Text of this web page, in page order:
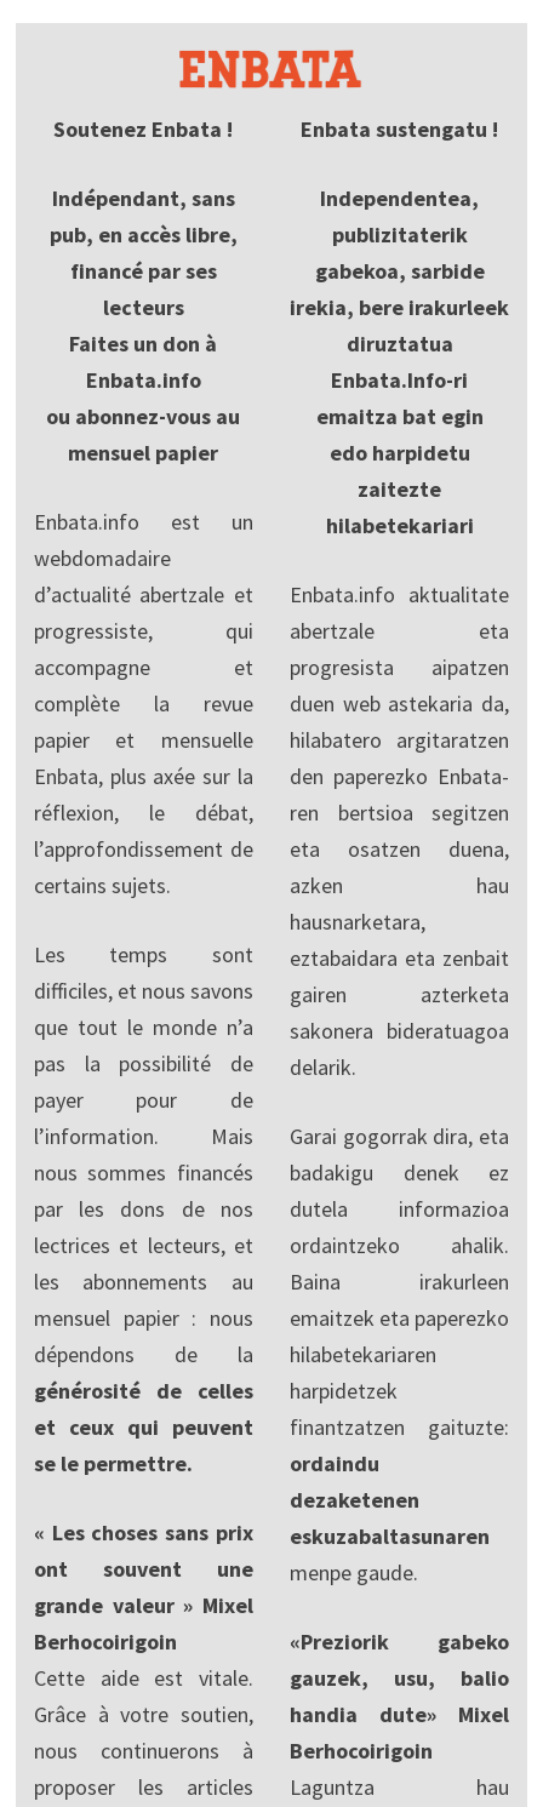
Soutenez Enbata !
Indépendant, sans
pub, en accès libre,
financé par ses
lecteurs
Faites un don à
Enbata.info
ou abonnez-vous au
mensuel papier
Enbata.info est un
webdomadaire
d’actualité abertzale et
progressiste, qui
accompagne et
complète la revue
papier et mensuelle
Enbata, plus axée sur la
réflexion, le débat,
l’approfondissement de
certains sujets.
Les temps sont
difficiles, et nous savons
que tout le monde n’a
pas la possibilité de
payer pour de
l’information. Mais
nous sommes financés
par les dons de nos
lectrices et lecteurs, et
les abonnements au
mensuel papier : nous
dépendons de la
générosité de celles
et ceux qui peuvent
se le permettre.
« Les choses sans prix
ont souvent une
grande valeur » Mixel
Berhocoirigoin
Cette aide est vitale.
Grâce à votre soutien,
nous continuerons à
proposer les articles
Enbata sustengatu !
Independentea,
publizitaterik
gabekoa, sarbide
irekia, bere irakurleek
diruztatua
Enbata.Info-ri
emaitza bat egin
edo harpidetu
zaitezte
hilabetekariari
Enbata.info aktualitate
abertzale eta
progresista aipatzen
duen web astekaria da,
hilabatero argitaratzen
den paperezko Enbata-
ren bertsioa segitzen
eta osatzen duena,
azken hau
hausnarketara,
eztabaidara eta zenbait
gairen azterketa
sakonera bideratuagoa
delarik.
Garai gogorrak dira, eta
badakigu denek ez
dutela informazioa
ordaintzeko ahalik.
Baina irakurleen
emaitzek eta paperezko
hilabetekariaren
harpidetzek
finantzatzen gaituzte:
ordaindu
dezaketenen
eskuzabaltasunaren
menpe gaude.
«Preziorik gabeko
gauzek, usu, balio
handia dute» Mixel
Berhocoirigoin
Laguntza hau